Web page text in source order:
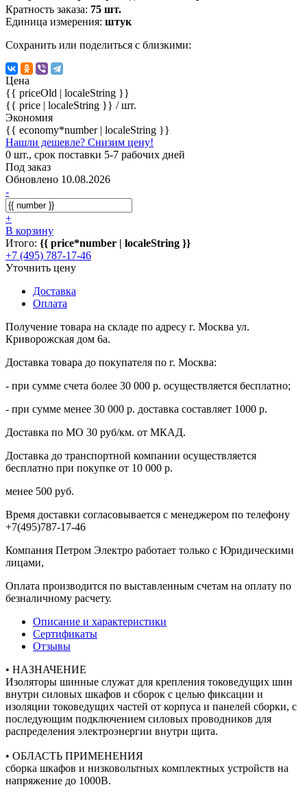
Кратность заказа: 75 шт.
Единица измерения: штук
Сохранить или поделиться с близкими:
Цена
{{ priceOld | localeString }}
{{ price | localeString }} / шт.
Экономия
{{ economy*number | localeString }}
Нашли дешевле? Снизим цену!
0 шт., срок поставки 5-7 рабочих дней
Под заказ
Обновлено 10.08.2026
-
+
В корзину
Итого: {{ price*number | localeString }}
+7 (495) 787-17-46
Уточнить цену
Доставка
Оплата
Получение товара на складе по адресу г. Москва ул.
Криворожская дом 6а.
Доставка товара до покупателя по г. Москва:
- при сумме счета более 30 000 р. осуществляется бесплатно;
- при сумме менее 30 000 р. доставка составляет 1000 р.
Доставка по МО 30 руб/км. от МКАД.
Доставка до транспортной компании осуществляется
бесплатно при покупке от 10 000 р.
менее 500 руб.
Время доставки согласовывается с менеджером по телефону
+7(495)787-17-46
Компания Петром Электро работает только с Юридическими
лицами,
Оплата производится по выставленным счетам на оплату по
безналичному расчету.
Описание и характеристики
Сертификаты
Отзывы
• НАЗНАЧЕНИЕ
Изоляторы шинные служат для крепления токоведущих шин
внутри силовых шкафов и сборок с целью фиксации и
изоляции токоведущих частей от корпуса и панелей сборки, с
последующим подключением силовых проводников для
распределения электроэнергии внутри щита.
• ОБЛАСТЬ ПРИМЕНЕНИЯ
сборка шкафов и низковольтных комплектных устройств на
напряжение до 1000В.